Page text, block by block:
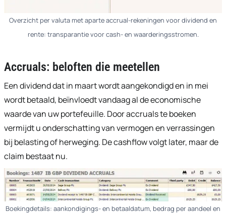
Overzicht per valuta met aparte accrual-rekeningen voor dividend en
rente: transparantie voor cash- en waarderingsstromen.
Accruals: beloften die meetellen
Een dividend dat in maart wordt aangekondigd en in mei
wordt betaald, beïnvloedt vandaag al de economische
waarde van uw portefeuille. Door accruals te boeken
vermijdt u onderschatting van vermogen en verrassingen
bij belasting of herweging. De cashflow volgt later, maar de
claim bestaat nu.
Boekingdetails: aankondigings- en betaaldatum, bedrag per aandeel en